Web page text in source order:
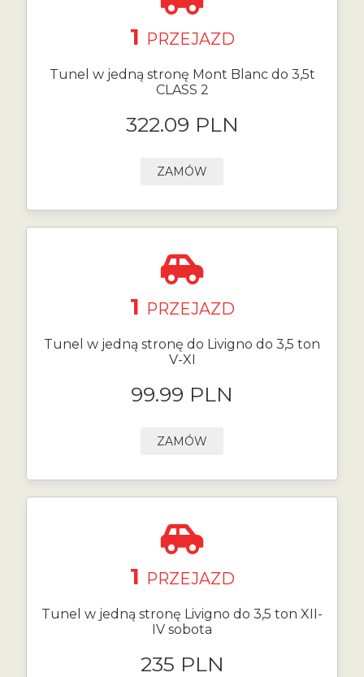
1 PRZEJAZD
Tunel w jedną stronę Mont Blanc do 3,5t
CLASS 2
322.09 PLN
ZAMÓW
1 PRZEJAZD
Tunel w jedną stronę do Livigno do 3,5 ton
V-XI
99.99 PLN
ZAMÓW
1 PRZEJAZD
Tunel w jedną stronę Livigno do 3,5 ton XII-
IV sobota
235 PLN